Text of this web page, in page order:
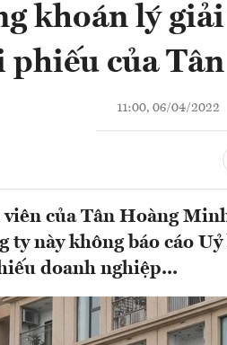
khoán lý
phiếu của
11:00, 06/04/2022
của Tân Hoàng
ty này không báo cáo
doanh nghiệp...